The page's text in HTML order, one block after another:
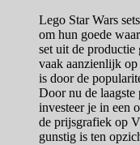
Lego Star Wars
om hun goede
set uit de
vaak aanzienlijk op
is door de
Door nu de
investeer je in een
de prijsgrafiek op
gunstig is ten